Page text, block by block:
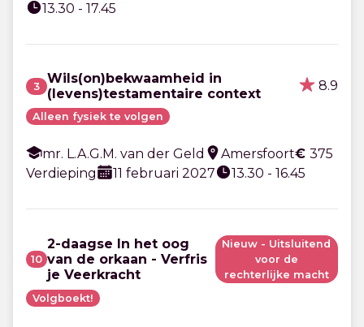
13.30 - 17.45
3 Wils(on)bekwaamheid in
(levens)testamentaire context
8.9
Alleen fysiek te volgen
mr. L.A.G.M. van der Geld Amersfoort€ 375
Verdieping
11 februari 2027 13.30 - 16.45
10
2-daagse In het oog
van de orkaan - Verfris
je Veerkracht
Nieuw - Uitsluitend
voor de
rechterlijke macht
Volgboekt!